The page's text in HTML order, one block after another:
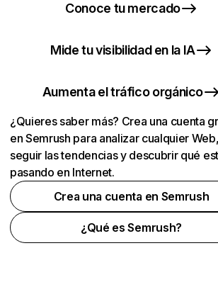
Conoce tu mercado
Mide tu visibilidad en la IA
Aumenta el tráfico orgánico
¿Quieres saber más? Crea una cuenta
en Semrush para analizar cualquier
seguir las tendencias y descubrir qué
pasando en Internet.
Crea una cuenta en Semrush
¿Qué es Semrush?